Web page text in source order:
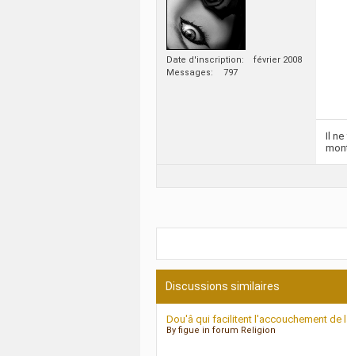
Date d'inscription
février 2008
Messages
797
Il ne
Discussions similaires
Dou'â qui facilitent l'accouchement de
By figue in forum Religion